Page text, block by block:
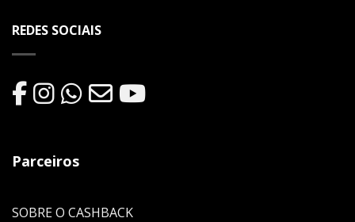
REDES SOCIAIS
Parceiros
SOBRE O CASHBACK